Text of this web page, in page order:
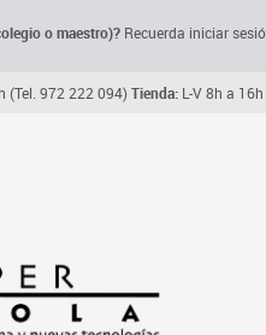
o maestro)? Recuerda iniciar
(Tel. 972 222 094)Tienda: L-V 8h a